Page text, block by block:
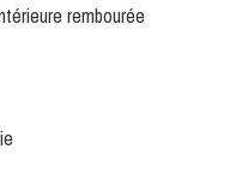
rembourée